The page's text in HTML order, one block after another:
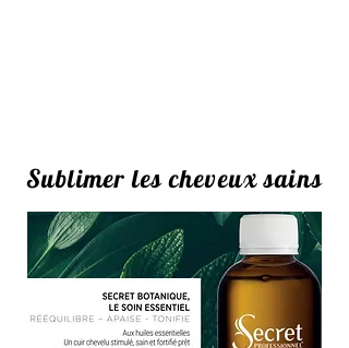
Sublimer les cheveux sains